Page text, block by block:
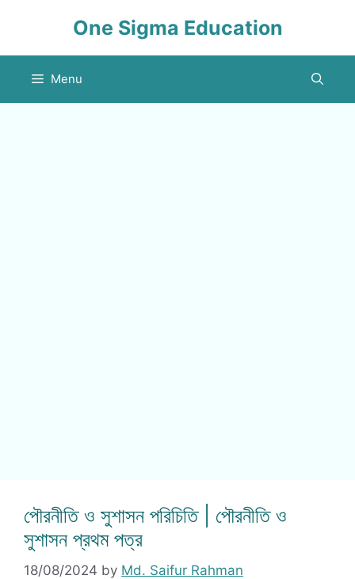
One Sigma Education
Menu
পৌরনীতি ও সুশাসন পরিচিতি | পৌরনীতি ও
সুশাসন প্রথম পত্র
18/08/2024 by Md. Saifur Rahman